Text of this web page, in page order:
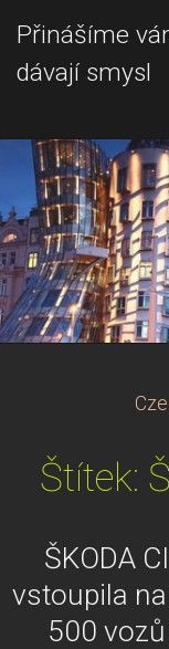
Přinášíme
dávají smysl
Štítek:
ŠKODA
vstoupila
500